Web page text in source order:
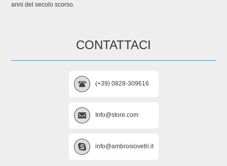
anni del secolo scorso.
CONTATTACI
(+39) 0828-309616
Info@store.com
info@ambrosiovetri.it